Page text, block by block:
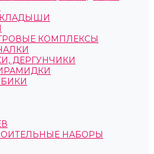
КОМПЛЕКСЫ
ДЕРГУНЧИКИ
НАБОРЫ